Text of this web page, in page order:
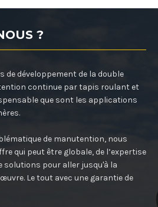
?
de développement de la double
continue par tapis roulant et
que sont les applications
de manutention, nous
qui peut être globale, de l’expertise
solutions pour aller jusqu'à la
Le tout avec une garantie de